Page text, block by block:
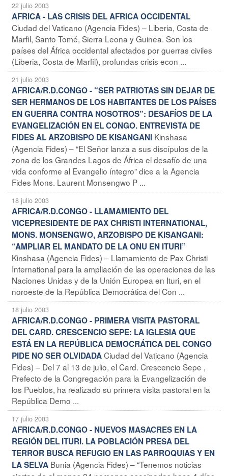
22 julio 2003
AFRICA - LAS CRISIS DEL AFRICA OCCIDENTAL
Ciudad del Vaticano (Agencia Fides) – Liberia, Costa de
Marfil, Santo Tomé, Sierra Leona y Guinea. Son los
países del África occidental afectados por guerras civiles
(Liberia, Costa de Marfil), profundas crisis econ ...
21 julio 2003
AFRICA/R.D.CONGO - “SER PATRIOTAS SIN DEJAR DE
SER HERMANOS DE LOS HABITANTES DE LOS PAÍSES
EN GUERRA CONTRA NOSOTROS”: DESAFÍOS DE LA
EVANGELIZACIÓN EN EL CONGO. ENTREVISTA DE
FIDES AL ARZOBISPO DE KISANGANI Kinshasa
(Agencia Fides) – “El Señor lanza a sus discípulos de la
zona de los Grandes Lagos de África el desafío de una
vida conforme al Evangelio íntegro” dice a la Agencia
Fides Mons. Laurent Monsengwo P ...
18 julio 2003
AFRICA/R.D.CONGO - LLAMAMIENTO DEL
VICEPRESIDENTE DE PAX CHRISTI INTERNATIONAL,
MONS. MONSENGWO, ARZOBISPO DE KISANGANI:
“AMPLIAR EL MANDATO DE LA ONU EN ITURI”
Kinshasa (Agencia Fides) – Llamamiento de Pax Christi
International para la ampliación de las operaciones de las
Naciones Unidas y de la Unión Europea en Ituri, en el
noroeste de la República Democrática del Con ...
18 julio 2003
AFRICA/R.D.CONGO - PRIMERA VISITA PASTORAL
DEL CARD. CRESCENCIO SEPE: LA IGLESIA QUE
ESTÁ EN LA REPÚBLICA DEMOCRÁTICA DEL CONGO
PIDE NO SER OLVIDADACiudad del Vaticano (Agencia
Fides) – Del 7 al 13 de julio, el Card. Crescencio Sepe ,
Prefecto de la Congregación para la Evangelización de
los Pueblos, ha realizado su primera visita pastoral en la
República Demo ...
17 julio 2003
AFRICA/R.D.CONGO - NUEVOS MASACRES EN LA
REGIÓN DEL ITURI. LA POBLACIÓN PRESA DEL
TERROR BUSCA REFUGIO EN LAS PARROQUIAS Y EN
LA SELVA Bunia (Agencia Fides) – “Tenemos noticias